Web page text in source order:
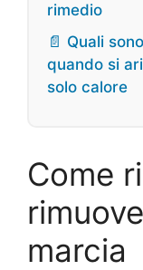
rimedio
📄 Quali
quando si
solo calore
Come
marcia